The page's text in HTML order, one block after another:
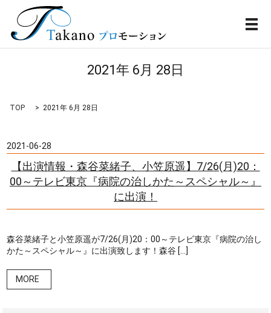
メ
2021年 6月 28日
TOP 2021年 6月 28日
2021-06-28
【出演情報・森谷菜緒子、小笠原遥】7/26(月)20：
00～テレビ東京『病院の治しかた～スペシャル～』
に出演！
森谷菜緒子と小笠原遥が7/26(月)20：00～テレビ東京『病院の治し
かた～スペシャル～』に出演致します！森谷 […]
MORE